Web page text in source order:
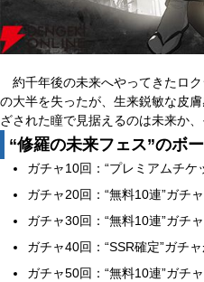
約千年後の未来へやってきたロ
の大半を失ったが、生来鋭敏な皮
ざされた瞳で見据えるのは未来か、
“修羅の未来フェス”のボ
ガチャ10回：“プレミアムチケ
ガチャ20回：“無料10連”ガチ
ガチャ30回：“無料10連”ガチ
ガチャ40回：“SSR確定”ガチャ
ガチャ50回：“無料10連”ガチ